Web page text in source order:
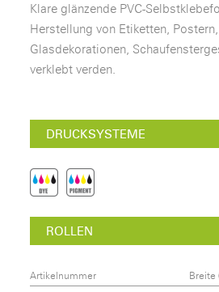
Klare glänzende PVC-
Herstellung von Etiketten,
Glasdekorationen,
verklebt verden.
DRUCKSYSTEME
ROLLEN
Artikelnummer Breite